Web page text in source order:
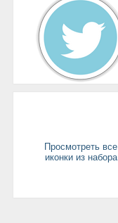
Просмотреть все
иконки из набора